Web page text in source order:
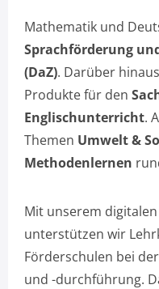
Mathematik und
Sprachförderung
(DaZ). Darüber
Produkte für den
Englischunterricht.
Themen Umwelt &
Methodenlernen
Mit unserem
unterstützen wir
Förderschulen bei der
und -durchführung.